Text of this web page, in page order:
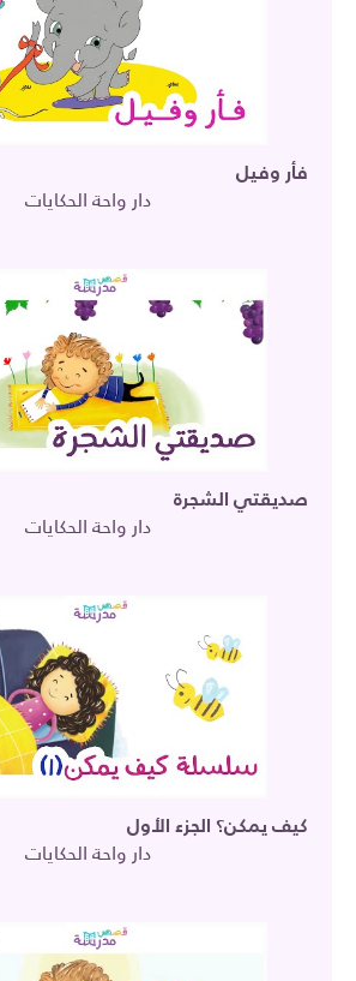
فأر وفيل
دار واحة الحكايات
صديقتي الشجرة
دار واحة الحكايات
كيف يمكن؟ الجزء الأول
دار واحة الحكايات